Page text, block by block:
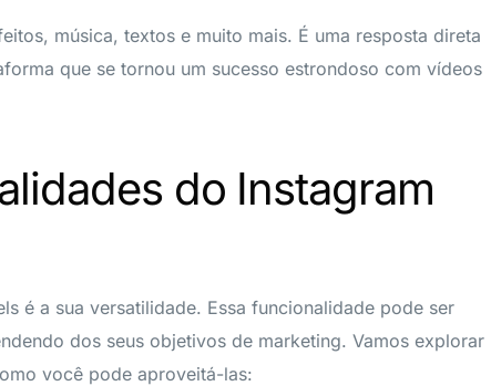
música, textos e muito mais. É uma resposta direta
que se tornou um sucesso estrondoso com vídeos
do Instagram
é a sua versatilidade. Essa funcionalidade pode ser
dos seus objetivos de marketing. Vamos explorar
você pode aproveitá-las: